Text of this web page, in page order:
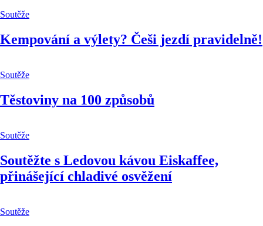
Soutěže
Kempování a výlety? Češi jezdí pravidelně!
Soutěže
Těstoviny na 100 způsobů
Soutěže
Soutěžte s Ledovou kávou Eiskaffee,
přinášející chladivé osvěžení
Soutěže